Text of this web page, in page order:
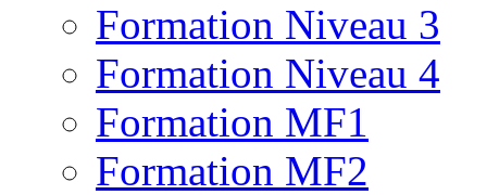
Formation Niveau 3
Formation Niveau 4
Formation MF1
Formation MF2